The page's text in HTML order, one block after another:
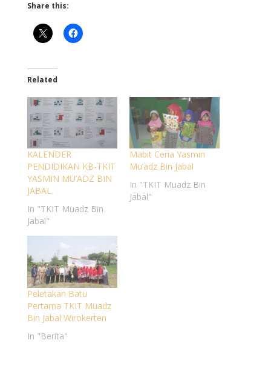
Share this:
Related
KALENDER
PENDIDIKAN KB-TKIT
YASMIN MU’ADZ BIN
JABAL
In "TKIT Muadz Bin
Jabal"
Mabit Ceria Yasmin
Mu’adz Bin Jabal
In "TKIT Muadz Bin
Jabal"
Peletakan Batu
Pertama TKIT Muadz
Bin Jabal Wirokerten
In "Berita"